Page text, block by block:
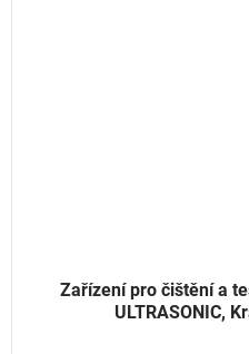
Zařízení pro čištění a
ULTRASONIC,